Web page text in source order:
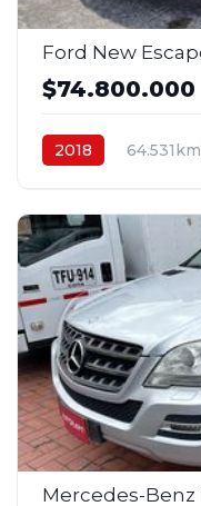
$74.800.000
2018 64.531km